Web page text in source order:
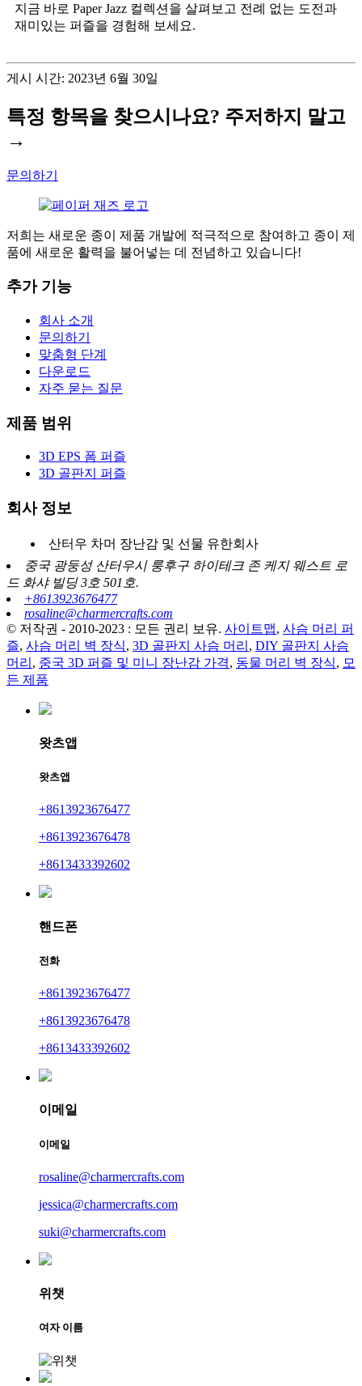
지금 바로 Paper Jazz 컬렉션을 살펴보고 전례 없는 도전과
재미있는 퍼즐을 경험해 보세요.
게시 시간: 2023년 6월 30일
특정 항목을 찾으시나요? 주저하지 말고
→
문의하기
저희는 새로운 종이 제품 개발에 적극적으로 참여하고 종이 제
품에 새로운 활력을 불어넣는 데 전념하고 있습니다!
추가 기능
회사 소개
문의하기
맞춤형 단계
다운로드
자주 묻는 질문
제품 범위
3D EPS 폼 퍼즐
3D 골판지 퍼즐
회사 정보
산터우 차머 장난감 및 선물 유한회사
중국 광둥성 산터우시 룽후구 하이테크 존 케지 웨스트 로
드 화샤 빌딩 3호 501호.
+8613923676477
rosaline@charmercrafts.com
© 저작권 - 2010-2023 : 모든 권리 보유. 사이트맵, 사슴 머리 퍼
즐, 사슴 머리 벽 장식, 3D 골판지 사슴 머리 , DIY 골판지 사슴
머리 , 중국 3D 퍼즐 및 미니 장난감 가격, 동물 머리 벽 장식, 모
든 제품
왓츠앱
왓츠앱
+8613923676477
+8613923676478
+8613433392602
핸드폰
전화
+8613923676477
+8613923676478
+8613433392602
이메일
이메일
rosaline@charmercrafts.com
jessica@charmercrafts.com
suki@charmercrafts.com
위챗
여자 이름